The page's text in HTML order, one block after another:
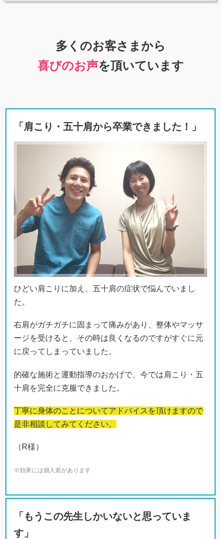
多くのお客さまから
喜びのお声を頂いています
「肩こり・五十肩から卒業できました！」
ひどい肩こりに加え、五十肩の症状で悩んでいまし
た。
右肩がガチガチに固まって痛みがあり、整体やマッサ
ージを受けると、その時は良くなるのですがすぐに元
に戻ってしまっていました。
的確な施術と運動指導のおかげで、今では肩こり・五
十肩を完全に克服できました。
丁寧に身体のことについてアドバイスを頂けますので
是非相談してみてください。
（R様）
※効果には個人差があります
「もうこの先生しかいないと思っていま
す」